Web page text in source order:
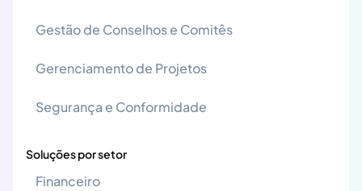
Gestão de Conselhos e Comitês
Gerenciamento de Projetos
Segurança e Conformidade
Soluções por setor
Financeiro